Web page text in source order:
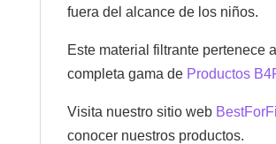
fuera del alcance de los niños.
Este material filtrante pertenece
completa gama de Productos
Visita nuestro sitio web
conocer nuestros productos.